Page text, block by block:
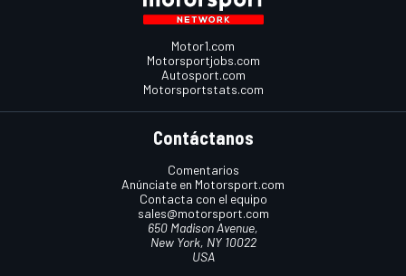
Motor1.com
Motorsportjobs.com
Autosport.com
Motorsportstats.com
Contáctanos
Comentarios
Anúnciate en Motorsport.com
Contacta con el equipo
sales@motorsport.com
650 Madison Avenue,
New York, NY 10022
USA